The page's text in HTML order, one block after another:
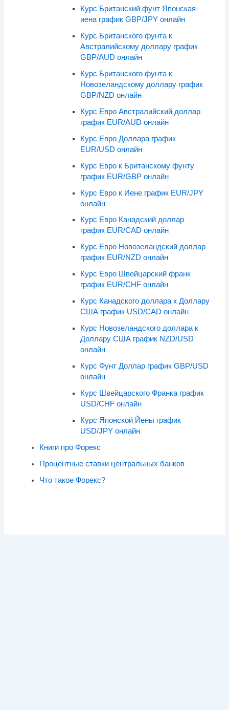
Курс Британский фунт Японская
иена график GBP/JPY онлайн
Курс Британского фунта к
Австралийскому доллару график
GBP/AUD онлайн
Курс Британского фунта к
Новозеландскому доллару график
GBP/NZD онлайн
Курс Евро Австралийский доллар
график EUR/AUD онлайн
Курс Евро Доллара график
EUR/USD онлайн
Курс Евро к Британскому фунту
график EUR/GBP онлайн
Курс Евро к Иене график EUR/JPY
онлайн
Курс Евро Канадский доллар
график EUR/CAD онлайн
Курс Евро Новозеландский доллар
график EUR/NZD онлайн
Курс Евро Швейцарский франк
график EUR/CHF онлайн
Курс Канадского доллара к Доллару
США график USD/CAD онлайн
Курс Новозеландского доллара к
Доллару США график NZD/USD
онлайн
Курс Фунт Доллар график GBP/USD
онлайн
Курс Швейцарского Франка график
USD/CHF онлайн
Курс Японской Йены график
USD/JPY онлайн
Книги про Форекс
Процентные ставки центральных банков
Что такое Форекс?